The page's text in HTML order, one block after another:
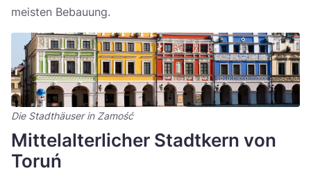
meisten Bebauung.
Die Stadthäuser in Zamość
Mittelalterlicher Stadtkern von
Toruń